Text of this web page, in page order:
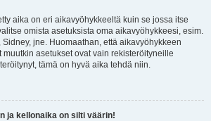
aika on eri aikavyöhykkeeltä kuin se jossa itse
omista asetuksista oma aikavyöhykkeesi, esim.
Sidney, jne. Huomaathan, että aikavyöhykkeen
asetukset ovat vain rekisteröityneille
tämä on hyvä aika tehdä niin.
ja kellonaika on silti väärin!